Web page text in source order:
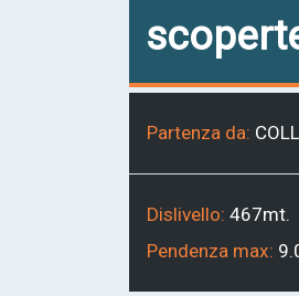
Partenza da:
Dislivello: 467mt.
Pendenza max: